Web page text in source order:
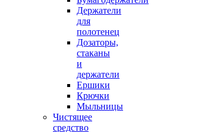
Держатели
для
полотенец
Дозаторы,
стаканы
и
держатели
Ершики
Крючки
Мыльницы
Чистящее
средство